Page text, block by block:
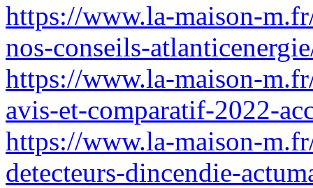
https://www.la-maison-
nos-conseils-
https://www.la-maison-
avis-et-comparatif-2022-
https://www.la-maison-
detecteurs-dincendie-